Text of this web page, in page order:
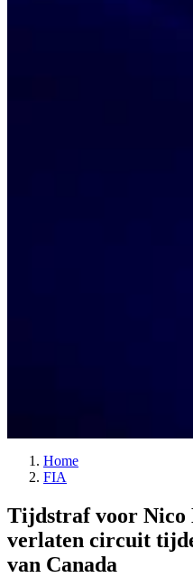
Home
FIA
Tijdstraf voor Nico
verlaten circuit
van Canada